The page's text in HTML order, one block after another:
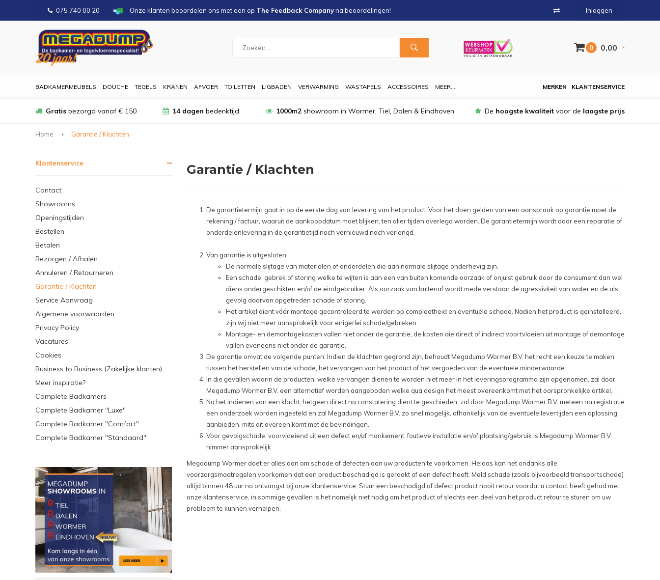
075 740 00 20 Onze klanten beoordelen ons met een op The Feedback Companyna beoordelingen! Inloggen
0 0,00
BADKAMERMEUBELS DOUCHE TEGELS KRANEN AFVOER TOILETTEN LIGBADEN VERWARMING WASTAFELS ACCESSOIRES MEER.... KLANTENSERVICE
MERKEN
Gratis bezorgd vanaf € 150 14 dagen bedenktijd 1000m2showroom in Wormer, Tiel, Dalen & Eindhoven De hoogste kwaliteit voor de laagste prijs
Home Garantie / Klachten
Klantenservice
Contact
Showrooms
Openingstijden
Bestellen
Betalen
Bezorgen / Afhalen
Annuleren / Retourneren
Garantie / Klachten
Service Aanvraag
Algemene voorwaarden
Privacy Policy
Vacatures
Cookies
Business to Business (Zakelijke klanten)
Meer inspiratie?
Complete Badkamers
Complete Badkamer "Luxe"
Complete Badkamer "Comfort"
Complete Badkamer "Standaard"
Garantie / Klachten
De garantietermijn gaat in op de eerste dag van levering van het product. Voor het doen gelden van een aanspraak op garantie moet de
rekening / factuur, waaruit de aankoopdatum moet blijken, ten aller tijden overlegd worden. De garantietermijn wordt door een reparatie of
onderdelenlevering in de garantietijd noch vernieuwd noch verlengd.
Van garantie is uitgesloten
De normale slijtage van materialen of onderdelen die aan normale slijtage onderhevig zijn.
Een schade, gebrek of storing welke te wijten is aan een van buiten komende oorzaak of onjuist gebruik door de consument dan wel
diens ondergeschikten en/of de eindgebruiker. Als oorzaak van buitenaf wordt mede verstaan de agressiviteit van water en de als
gevolg daarvan opgetreden schade of storing.
Het artikel dient vóór montage gecontroleerd te worden op compleetheid en eventuele schade. Nadien het product is geïnstalleerd,
zijn wij niet meer aansprakelijk voor enigerlei schade/gebreken.
Montage- en demontagekosten vallen niet onder de garantie; de kosten die direct of indirect voortvloeien uit montage of demontage
vallen eveneens niet onder de garantie.
De garantie omvat de volgende punten: Indien de klachten gegrond zijn, behoudt Megadump Wormer B.V. het recht een keuze te maken
tussen het herstellen van de schade, het vervangen van het product of het vergoeden van de eventuele minderwaarde.
In die gevallen waarin de producten, welke vervangen dienen te worden niet meer in het leveringsprogramma zijn opgenomen, zal door
Megadump Wormer B.V. een alternatief worden aangeboden welke qua design het meest overeenkomt met het oorspronkelijke artikel.
Na het indienen van een klacht, hetgeen direct na constatering dient te geschieden, zal door Megadump Wormer B.V. meteen na registratie
een onderzoek worden ingesteld en zal Megadump Wormer B.V. zo snel mogelijk, afhankelijk van de eventuele levertijden een oplossing
aanbieden, mits dit overeen komt met de bevindingen.
Voor gevolgschade, voorvloeiend uit een defect en/of mankement, foutieve installatie en/of plaatsing/gebruik is Megadump Wormer B.V.
nimmer aansprakelijk.
Megadump Wormer doet er alles aan om schade of defecten aan uw producten te voorkomen. Helaas kan het ondanks alle
voorzorgsmaatregelen voorkomen dat een product beschadigd is geraakt of een defect heeft. Meld schade (zoals bijvoorbeeld transportschade)
altijd binnen 48 uur na ontvangst bij onze klantenservice. Stuur een beschadigd of defect product nooit retour voordat u contact heeft gehad met
onze klantenservice, in sommige gevallen is het namelijk niet nodig om het product of slechts een deel van het product retour te sturen om uw
probleem te kunnen verhelpen.